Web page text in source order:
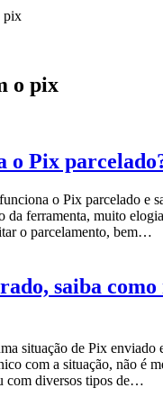
pix
o pix
o Pix
o Pix parcelado e
da ferramenta, muito
o parcelamento, bem…
saiba como
situação de Pix enviado
com a situação, não é
com diversos tipos de…